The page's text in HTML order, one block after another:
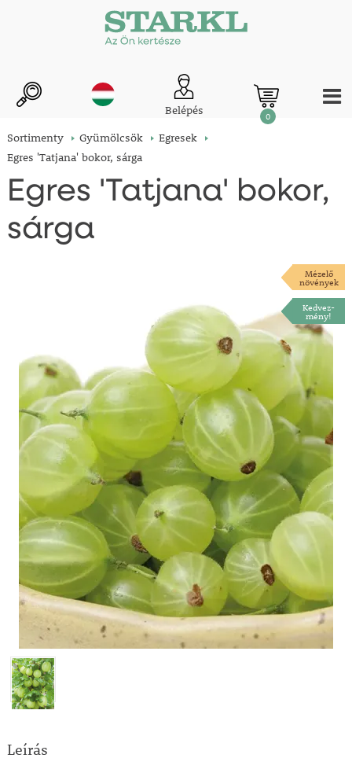
Belépés 0
Sortimenty Gyümölcsök
Egresek
Egres 'Tatjana' bokor, sárga
Egres 'Tatjana' bokor,
sárga
Mézelő
növények
Kedvez-
mény!
Leírás